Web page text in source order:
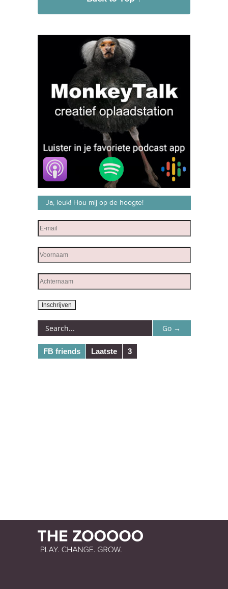
Ja, leuk! Hou mij op de hoogte!
FB friends Laatste 3